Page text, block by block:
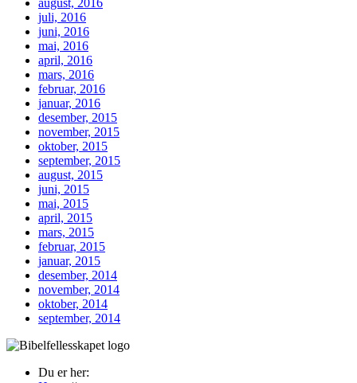
juli, 2016
juni, 2016
mai, 2016
april, 2016
mars, 2016
februar, 2016
januar, 2016
desember, 2015
november, 2015
oktober, 2015
september, 2015
august, 2015
juni, 2015
mai, 2015
april, 2015
mars, 2015
februar, 2015
januar, 2015
desember, 2014
november, 2014
oktober, 2014
september, 2014
Du er her: